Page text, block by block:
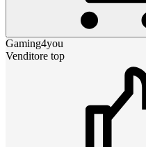
Gaming4you
Venditore top